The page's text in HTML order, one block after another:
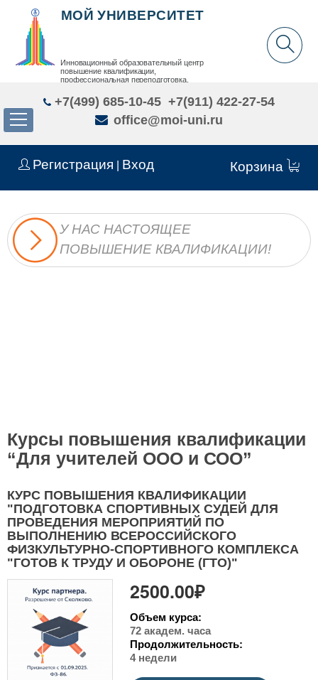
Регистрация Вход Корзина
МОЙ УНИВЕРСИТЕТ
Инновационный образовательный центр
повышение квалификации,
профессиональная переподготовка,
+7(499) 685-10-45 +7(911) 422-27-54
office@moi-uni.ru
У НАС НАСТОЯЩЕЕ
ПОВЫШЕНИЕ КВАЛИФИКАЦИИ!
Курсы повышения квалификации
“Для учителей ООО и СОО”
КУРС ПОВЫШЕНИЯ КВАЛИФИКАЦИИ
"ПОДГОТОВКА СПОРТИВНЫХ СУДЕЙ ДЛЯ
ПРОВЕДЕНИЯ МЕРОПРИЯТИЙ ПО
ВЫПОЛНЕНИЮ ВСЕРОССИЙСКОГО
ФИЗКУЛЬТУРНО-СПОРТИВНОГО КОМПЛЕКСА
"ГОТОВ К ТРУДУ И ОБОРОНЕ (ГТО)"
2500.00₽
Объем курса:
72 академ. часа
Продолжительность:
4 недели